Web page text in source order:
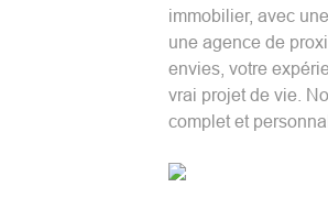
immobilier, avec
une agence de
envies, votre
vrai projet de vie.
complet et